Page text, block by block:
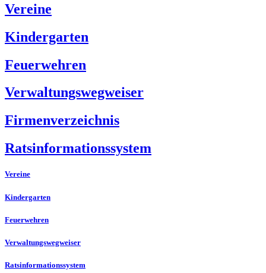
Vereine
Kindergarten
Feuerwehren
Verwaltungswegweiser
Firmenverzeichnis
Ratsinformationssystem
Vereine
Kindergarten
Feuerwehren
Verwaltungswegweiser
Ratsinformationssystem